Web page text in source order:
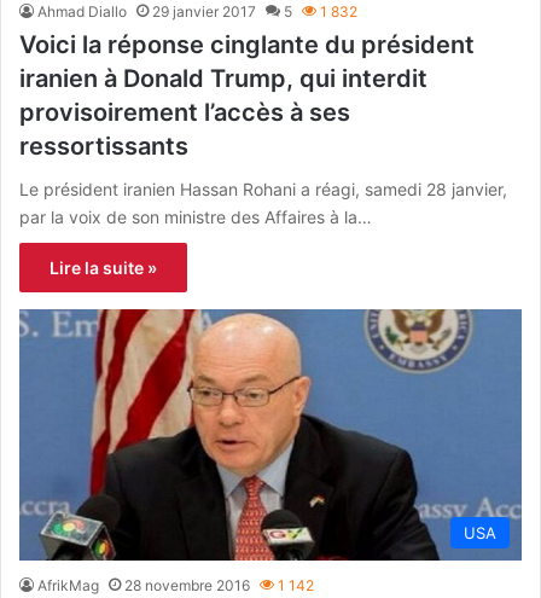
Ahmad Diallo 29 janvier 2017 5 1 832
Voici la réponse cinglante du président
iranien à Donald Trump, qui interdit
provisoirement l’accès à ses
ressortissants
Le président iranien Hassan Rohani a réagi, samedi 28 janvier,
par la voix de son ministre des Affaires à la…
Lire la suite »
USA
AfrikMag 28 novembre 2016 1 142